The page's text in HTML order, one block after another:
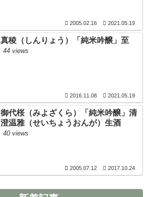
2005.02.16 2021.05.19
真稜（しんりょう）「純米吟醸」至
44 views
2016.11.08 2021.05.19
御代桜（みよざくら）「純米吟醸」清
澄温雅（せいちょうおんが）生酒
40 views
2005.07.12 2017.10.24